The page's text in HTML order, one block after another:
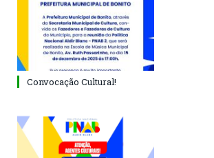
Convocação Cultural!